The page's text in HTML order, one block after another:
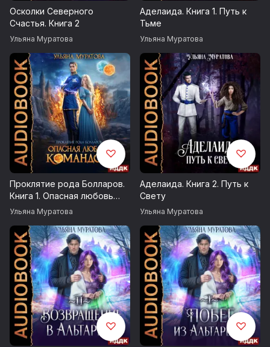
© Муратова Ульяна
Осколки Северного
Счастья. Книга 2
Ульяна Муратова
Аделаида. Книга 1. Путь к
Тьме
Ульяна Муратова
Проклятие рода Болларов.
Книга 1. Опасная любовь
командора
Ульяна Муратова
Аделаида. Книга 2. Путь к
Свету
Ульяна Муратова